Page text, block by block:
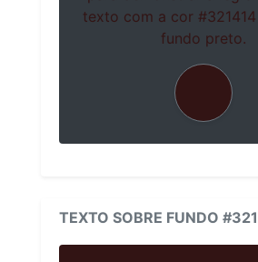
texto com a cor
fundo preto.
TEXTO SOBRE FUNDO